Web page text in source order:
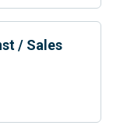
/ Sales